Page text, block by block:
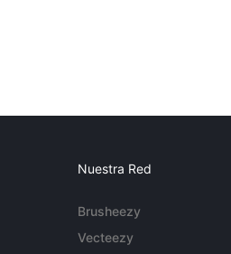
Nuestra Red
Brusheezy
Vecteezy